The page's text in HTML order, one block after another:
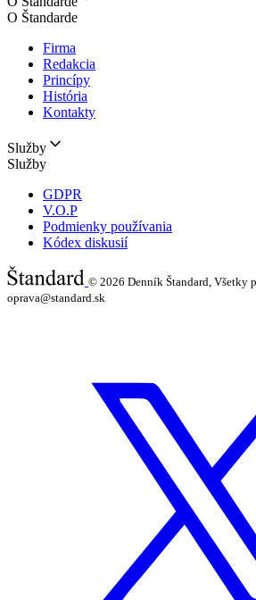
O Štandarde
Firma
Redakcia
Princípy
História
Kontakty
Služby
Služby
GDPR
V.O.P
Podmienky používania
Kódex diskusií
© 2026 Denník Štandard, Všetky
oprava@standard.sk